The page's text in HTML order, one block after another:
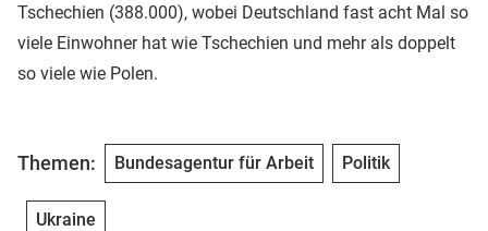
Tschechien (388.000), wobei Deutschland fast acht Mal so
viele Einwohner hat wie Tschechien und mehr als doppelt
so viele wie Polen.
Themen: Bundesagentur für Arbeit Politik
Ukraine